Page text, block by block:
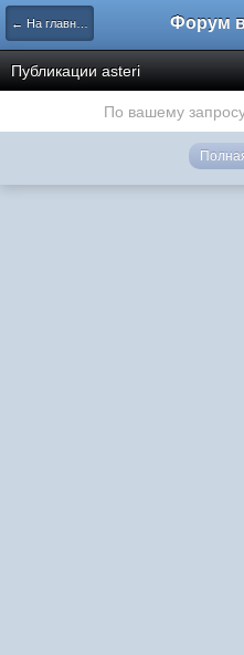
← На главную
Публикации asteri
По вашему